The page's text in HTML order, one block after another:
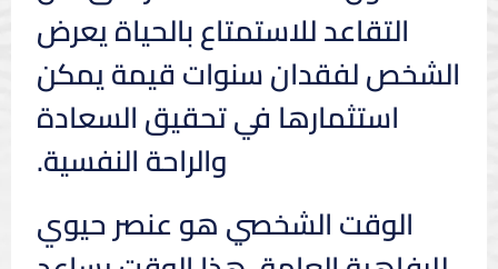
التقاعد للاستمتاع بالحياة يعرض
الشخص لفقدان سنوات قيمة يمكن
استثمارها في تحقيق السعادة
والراحة النفسية.
الوقت الشخصي هو عنصر حيوي